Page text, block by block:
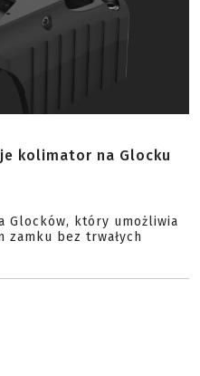
kolimator na Glocku
Glocków, który umożliwia
zamku bez trwałych